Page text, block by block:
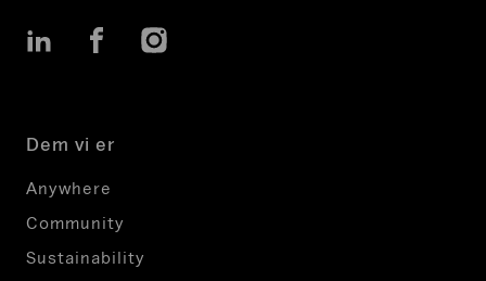
LinkedInFacebookInstagram
Dem vi er
Anywhere
Community
Sustainability